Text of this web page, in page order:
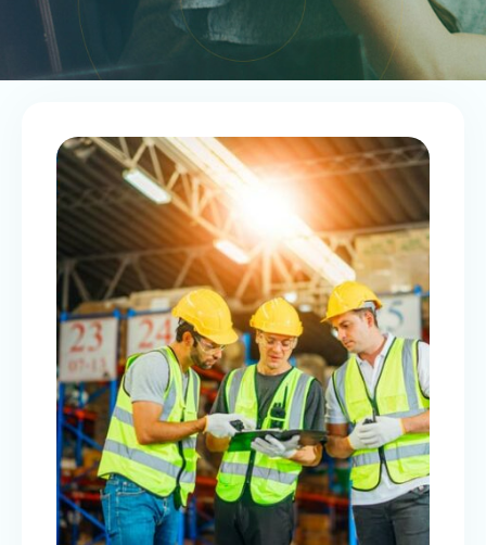
RISQUES GÉOPOLITIQUES: LA
TENTATION DU FRIENDSHORING?
CFO 2.0